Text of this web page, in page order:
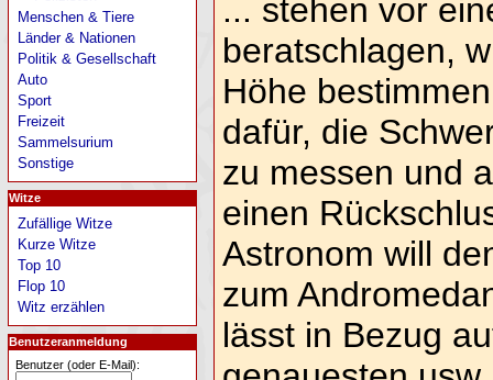
... stehen vor
beratschlagen,
Höhe
dafür, die
zu messen und
einen
Astronom will
zum
lässt in Bezug
Menschen & Tiere
Länder & Nationen
Politik & Gesellschaft
Auto
Sport
Freizeit
Sammelsurium
Sonstige
Witze
Zufällige Witze
Kurze Witze
Top 10
Flop 10
Witz erzählen
Benutzeranmeldung
Benutzer (oder E-Mail):